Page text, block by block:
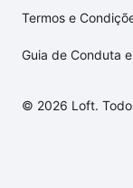
Termos e
Guia de Conduta
© 2026 Loft.